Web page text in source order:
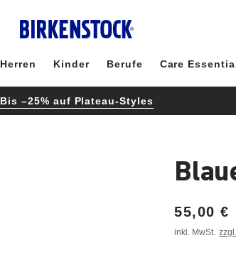
Herren Kinder Berufe Care
Bis –25% auf Plateau-Styles
Price:
55,00 €
inkl. MwSt.